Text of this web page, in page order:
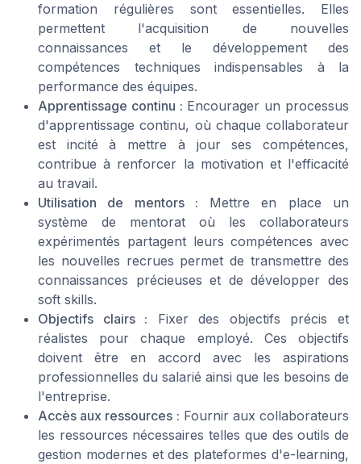
formation régulières sont essentielles. Elles
permettent l'acquisition de nouvelles
connaissances et le développement des
compétences techniques indispensables à la
performance des équipes.
Apprentissage continu : Encourager un processus
d'apprentissage continu, où chaque collaborateur
est incité à mettre à jour ses compétences,
contribue à renforcer la motivation et l'efficacité
au travail.
Utilisation de mentors : Mettre en place un
système de mentorat où les collaborateurs
expérimentés partagent leurs compétences avec
les nouvelles recrues permet de transmettre des
connaissances précieuses et de développer des
soft skills.
Objectifs clairs : Fixer des objectifs précis et
réalistes pour chaque employé. Ces objectifs
doivent être en accord avec les aspirations
professionnelles du salarié ainsi que les besoins de
l'entreprise.
Accès aux ressources : Fournir aux collaborateurs
les ressources nécessaires telles que des outils de
gestion modernes et des plateformes d'e-learning,